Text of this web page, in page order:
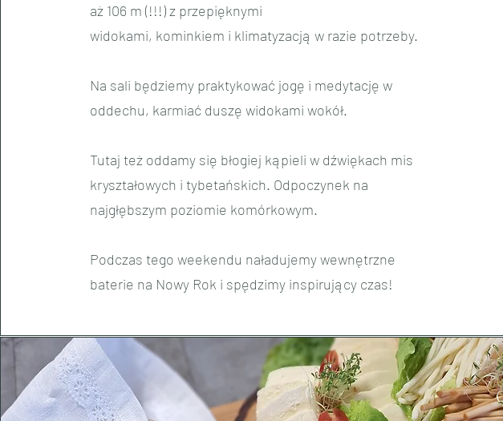
aż 106 m (!!!) z przepięknymi
widokami, kominkiem i klimatyzacją w razie potrzeby.
Na sali będziemy praktykować jogę i medytację w
oddechu, karmiać duszę widokami wokół.
Tutaj też oddamy się błogiej kąpieli w dźwiękach mis
kryształowych i tybetańskich. Odpoczynek na
najgłębszym poziomie komórkowym.
Podczas tego weekendu naładujemy wewnętrzne
baterie na Nowy Rok i spędzimy inspirujący czas!